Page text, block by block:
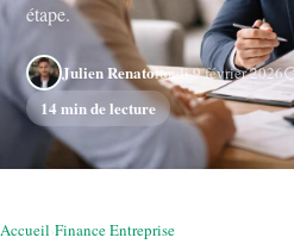
étape.
Julien Renatolundi 9 février 2026
14 min de lecture
Accueil›Finance Entreprise